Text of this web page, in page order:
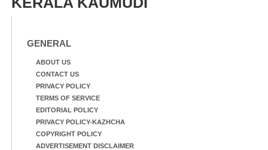
GENERAL
ABOUT US
CONTACT US
PRIVACY POLICY
TERMS OF SERVICE
EDITORIAL POLICY
PRIVACY POLICY-KAZHCHA
COPYRIGHT POLICY
ADVERTISEMENT DISCLAIMER